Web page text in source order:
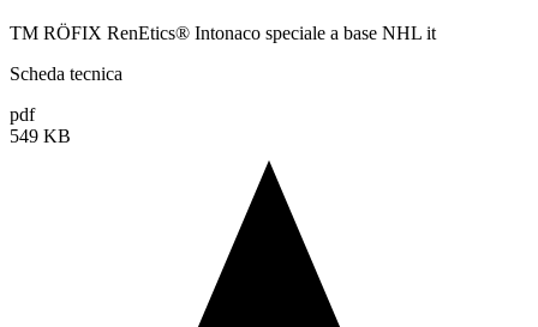
TM RÖFIX RenEtics® Intonaco speciale a base NHL it
Scheda tecnica
pdf
549 KB